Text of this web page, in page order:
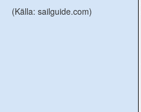
(Källa: sailguide.com)